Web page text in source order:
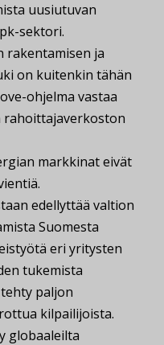
uusiutuvan
sektori.
rakentamisen ja
on kuitenkin tähän
ohjelma vastaa
rahoittajaverkoston
markkinat eivät
edellyttää valtion
Suomesta
eri yritysten
tukemista
paljon
kilpailijoista.
globaaleilta